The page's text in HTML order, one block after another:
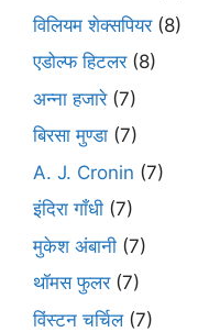
विलियम शेक्सपियर(8)
एडोल्फ हिटलर(8)
अन्ना हजारे(7)
बिरसा मुण्डा (7)
A. J. Cronin (7)
इंदिरा गाँधी (7)
मुकेश अंबानी (7)
थॉमस फुलर(7)
विंस्टन चर्चिल(7)